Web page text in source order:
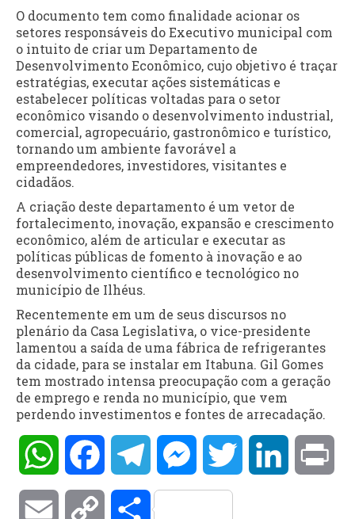
O documento tem como finalidade acionar os
setores responsáveis do Executivo municipal com
o intuito de criar um Departamento de
Desenvolvimento Econômico, cujo objetivo é traçar
estratégias, executar ações sistemáticas e
estabelecer políticas voltadas para o setor
econômico visando o desenvolvimento industrial,
comercial, agropecuário, gastronômico e turístico,
tornando um ambiente favorável a
empreendedores, investidores, visitantes e
cidadãos.
A criação deste departamento é um vetor de
fortalecimento, inovação, expansão e crescimento
econômico, além de articular e executar as
políticas públicas de fomento à inovação e ao
desenvolvimento científico e tecnológico no
município de Ilhéus.
Recentemente em um de seus discursos no
plenário da Casa Legislativa, o vice-presidente
lamentou a saída de uma fábrica de refrigerantes
da cidade, para se instalar em Itabuna. Gil Gomes
tem mostrado intensa preocupação com a geração
de emprego e renda no município, que vem
perdendo investimentos e fontes de arrecadação.
WhatsAppFacebookTelegramMessengerTwitter LinkedIn
Email Copy Compartilhar